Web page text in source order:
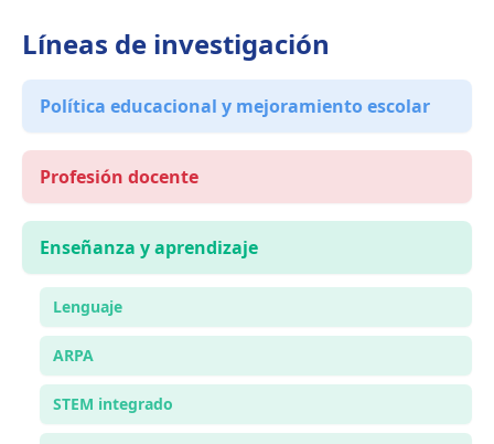
Líneas de investigación
Política educacional y mejoramiento escolar
Profesión docente
Enseñanza y aprendizaje
Lenguaje
ARPA
STEM integrado